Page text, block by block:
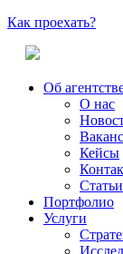
Как проехать?
Об
О нас
Кейсы
Статьи
Портфолио
Услуги